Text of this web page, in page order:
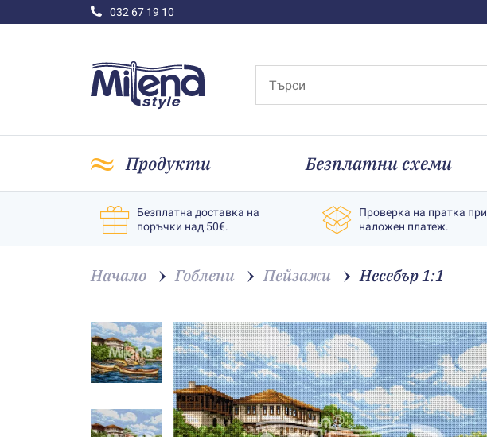
032 67 19 10
Продукти Безплатни схеми
Безплатна доставка на
поръчки над 50€.
Проверка на пратка при
наложен платеж.
Начало Гоблени Пейзажи Несебър 1:1